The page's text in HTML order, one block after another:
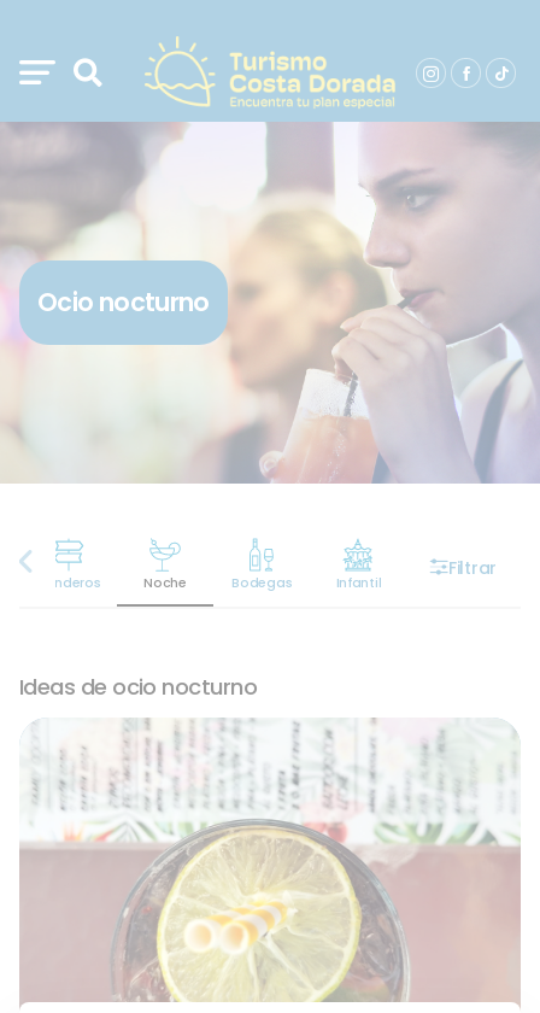
Ocio nocturno
Senderos Noche Bodegas Infantil
Filtrar
Ideas de ocio nocturno